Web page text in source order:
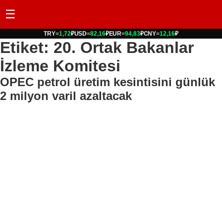
☰
TRY=1,72₽USD=82,16₽EUR=94,83₽CNY=12,16₽
Etiket: 20. Ortak Bakanlar
İzleme Komitesi
OPEC petrol üretim kesintisini günlük
2 milyon varil azaltacak